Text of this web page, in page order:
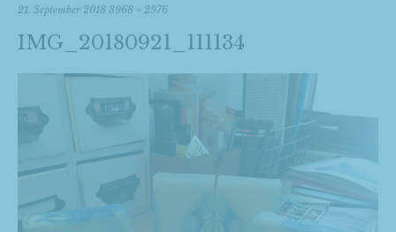
21. September 2018 3968 × 2976
IMG_20180921_111134